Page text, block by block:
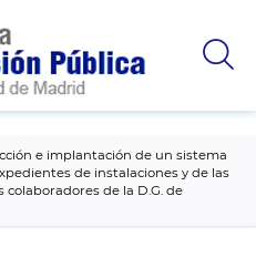
e implantación de un sistema
de instalaciones y de las
de la D.G. de